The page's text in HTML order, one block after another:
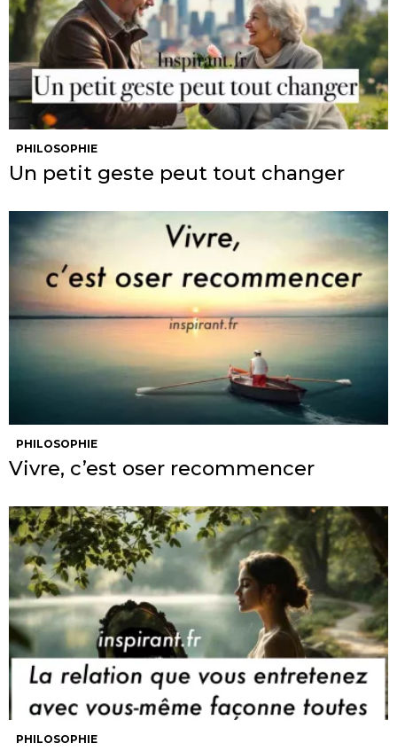
PHILOSOPHIE
Un petit geste peut tout changer
PHILOSOPHIE
Vivre, c’est oser recommencer
PHILOSOPHIE